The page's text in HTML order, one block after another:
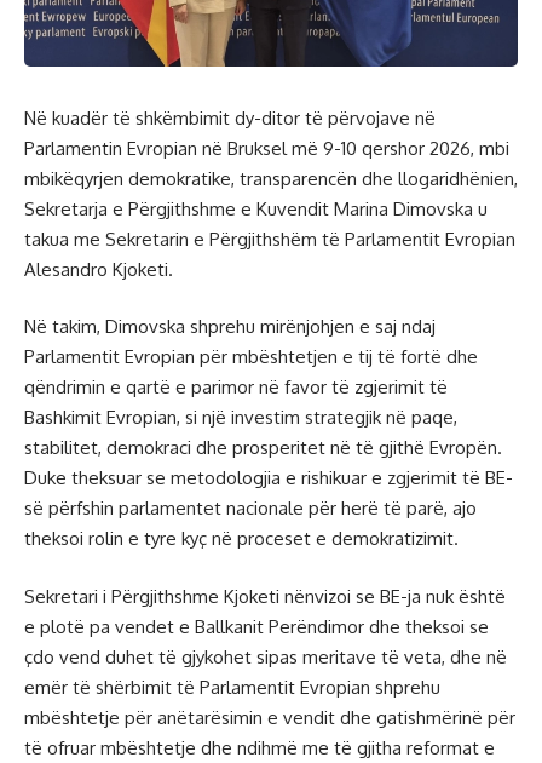
Në kuadër të shkëmbimit dy-ditor të përvojave në
Parlamentin Evropian në Bruksel më 9-10 qershor 2026, mbi
mbikëqyrjen demokratike, transparencën dhe llogaridhënien,
Sekretarja e Përgjithshme e Kuvendit Marina Dimovska u
takua me Sekretarin e Përgjithshëm të Parlamentit Evropian
Alesandro Kjoketi.
Në takim, Dimovska shprehu mirënjohjen e saj ndaj
Parlamentit Evropian për mbështetjen e tij të fortë dhe
qëndrimin e qartë e parimor në favor të zgjerimit të
Bashkimit Evropian, si një investim strategjik në paqe,
stabilitet, demokraci dhe prosperitet në të gjithë Evropën.
Duke theksuar se metodologjia e rishikuar e zgjerimit të BE-
së përfshin parlamentet nacionale për herë të parë, ajo
theksoi rolin e tyre kyç në proceset e demokratizimit.
Sekretari i Përgjithshme Kjoketi nënvizoi se BE-ja nuk është
e plotë pa vendet e Ballkanit Perëndimor dhe theksoi se
çdo vend duhet të gjykohet sipas meritave të veta, dhe në
emër të shërbimit të Parlamentit Evropian shprehu
mbështetje për anëtarësimin e vendit dhe gatishmërinë për
të ofruar mbështetje dhe ndihmë me të gjitha reformat e